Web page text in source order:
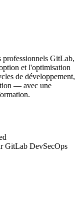
professionnels GitLab,
et l'optimisation
de développement,
— avec une
GitLab DevSecOps